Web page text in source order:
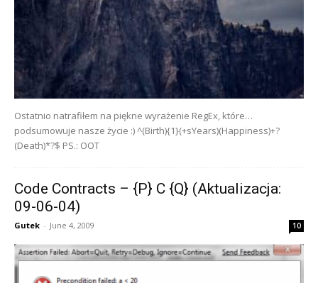
Ostatnio natrafiłem na piękne wyrażenie RegEx, które…
podsumowuje nasze życie :) ^(Birth){1}(+sYears)(Happiness)+?
(Death)*?$ PS.: OOT
Code Contracts – {P} C {Q} (Aktualizacja:
09-06-04)
Gutek - June 4, 2009 10